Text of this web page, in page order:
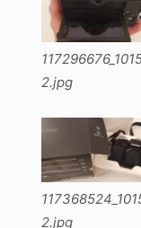
2.jpg
2.jpg